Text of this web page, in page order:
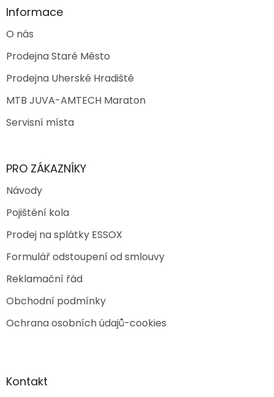
Informace
O nás
Prodejna Staré Město
Prodejna Uherské Hradiště
MTB JUVA-AMTECH Maraton
Servisní místa
PRO ZÁKAZNÍKY
Návody
Pojištění kola
Prodej na splátky ESSOX
Formulář odstoupení od smlouvy
Reklamační řád
Obchodní podmínky
Ochrana osobních údajů-cookies
Kontakt